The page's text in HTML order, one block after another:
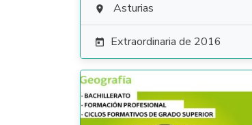
 Asturias
 Extraordinaria de 2016